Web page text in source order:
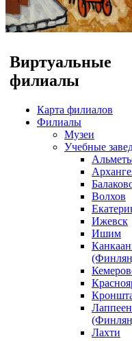
Виртуальные
филиалы
Карта филиалов
Филиалы
Музеи
Учебные
Волхов
Ижевск
Ишим
Лахти